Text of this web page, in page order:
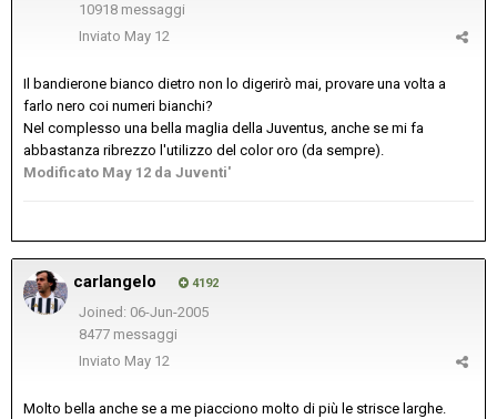
10918 messaggi
Inviato May 12
Il bandierone bianco dietro non lo digerirò mai, provare una volta a
farlo nero coi numeri bianchi?
Nel complesso una bella maglia della Juventus, anche se mi fa
abbastanza ribrezzo l'utilizzo del color oro (da sempre).
Modificato May 12 da Juventi'
carlangelo 4192
Joined: 06-Jun-2005
8477 messaggi
Inviato May 12
Molto bella anche se a me piacciono molto di più le strisce larghe.